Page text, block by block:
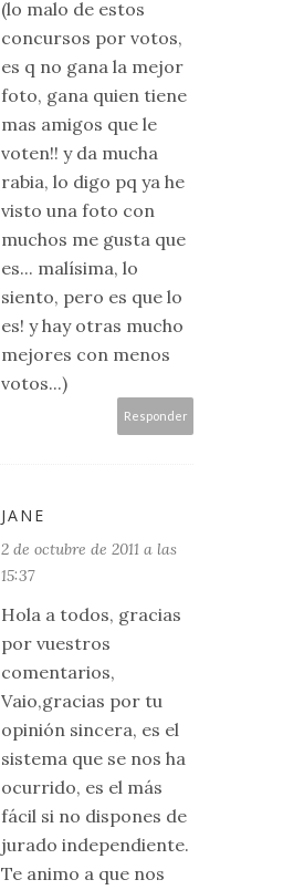
(lo malo de estos
concursos por votos,
es q no gana la mejor
foto, gana quien tiene
mas amigos que le
voten!! y da mucha
rabia, lo digo pq ya he
visto una foto con
muchos me gusta que
es... malísima, lo
siento, pero es que lo
es! y hay otras mucho
mejores con menos
votos...)
Responder
JANE
2 de octubre de 2011 a las
15:37
Hola a todos, gracias
por vuestros
comentarios,
Vaio,gracias por tu
opinión sincera, es el
sistema que se nos ha
ocurrido, es el más
fácil si no dispones de
jurado independiente.
Te animo a que nos